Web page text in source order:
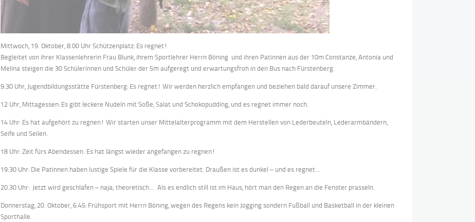
Mittwoch, 19. Oktober, 8.00 Uhr Schützenplatz: Es regnet!
Begleitet von ihrer Klassenlehrerin Frau Blunk, ihrem Sportlehrer Herrn Böning und ihren Patinnen aus der 10m Constanze, Antonia und
Melina steigen die 30 Schülerinnen und Schüler der 5m aufgeregt und erwartungsfroh in den Bus nach Fürstenberg.
9.30 Uhr, Jugendbildungsstätte Fürstenberg: Es regnet! Wir werden herzlich empfangen und beziehen bald darauf unsere Zimmer.
12 Uhr, Mittagessen: Es gibt leckere Nudeln mit Soße, Salat und Schokopudding, und es regnet immer noch.
14 Uhr: Es hat aufgehört zu regnen! Wir starten unser Mittelalterprogramm mit dem Herstellen von Lederbeuteln, Lederarmbändern,
Seife und Seilen.
18 Uhr: Zeit fürs Abendessen. Es hat längst wieder angefangen zu regnen!
19.30 Uhr: Die Patinnen haben lustige Spiele für die Klasse vorbereitet. Draußen ist es dunkel – und es regnet…
20.30 Uhr: Jetzt wird geschlafen – naja; theoretisch… Als es endlich still ist im Haus, hört man den Regen an die Fenster prasseln.
Donnerstag, 20. Oktober, 6.45: Frühsport mit Herrn Böning, wegen des Regens kein Jogging sondern Fußball und Basketball in der kleinen
Sporthalle.